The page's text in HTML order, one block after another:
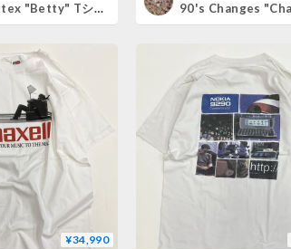
90's Tultex "Betty" Tシャツ XLサイズ
¥34,990